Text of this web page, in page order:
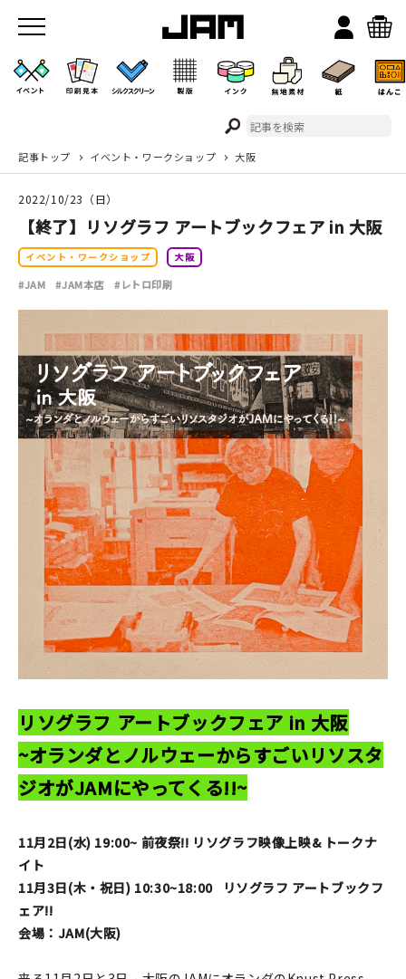
JAMのこと
お店/ワークスペース
イベント
印刷見本
シルクスクリーン
無地素材
文房具
はんこ
JAMグッズ
台湾グッズ
在庫限り
おすすめ特集
記事トップ イベント・ワークショップ 大阪
2022/10/23（日）
【終了】リソグラフ アートブックフェア in 大阪
イベント・ワークショップ 大阪
#JAM #JAM本店 #レトロ印刷
リソグラフ アートブックフェア in 大阪
~オランダとノルウェーからすごいリソスタ
ジオがJAMにやってくる!!~
11月2日(水) 19:00~ 前夜祭!! リソグラフ映像上映& トークナ
イト
11月3日(木・祝日) 10:30~18:00 リソグラフ アートブックフ
ェア!!
会場：JAM(大阪)